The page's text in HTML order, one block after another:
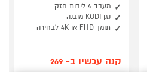
מעבד 4 ליבות חזק
נגן KODI מובנה
תומך FHD או 4K לבחירה
קנה עכשיו ב- 269